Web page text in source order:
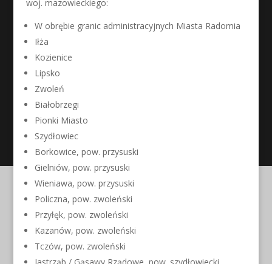
woj. mazowieckiego:
W obrębie granic administracyjnych Miasta Radomia
Iłża
Kozienice
Lipsko
Zwoleń
Białobrzegi
Pionki Miasto
Szydłowiec
Borkowice, pow. przysuski
Gielniów, pow. przysuski
Wieniawa, pow. przysuski
Policzna, pow. zwoleński
Przyłęk, pow. zwoleński
Kazanów, pow. zwoleński
Tczów, pow. zwoleński